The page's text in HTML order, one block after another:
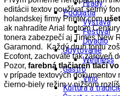
Hrady
Podujatia
Výstava
Festival
Divadlo
Ubytovanie
Wellness
Gastro
Víno
Kultúra a
editácii textov používať šetrný
holandskej firmy Printer.com
ak nahradíte Arial fontom
tonera zabezpečí aj Times New
Garamond. Každý druh fontu
Ecofont, zachováte tak zároveň
Pozor, farebná tlačiareň tlačí
v prípade textových dokumentov
čierno-biely režim v nižšom